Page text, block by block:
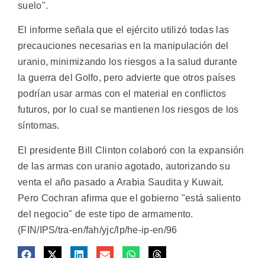
suelo".
El informe señala que el ejército utilizó todas las
precauciones necesarias en la manipulación del
uranio, minimizando los riesgos a la salud durante
la guerra del Golfo, pero advierte que otros países
podrían usar armas con el material en conflictos
futuros, por lo cual se mantienen los riesgos de los
síntomas.
El presidente Bill Clinton colaboró con la expansión
de las armas con uranio agotado, autorizando su
venta el año pasado a Arabia Saudita y Kuwait.
Pero Cochran afirma que el gobierno "está saliento
del negocio" de este tipo de armamento.
(FIN/IPS/tra-en/fah/yjc/lp/he-ip-en/96